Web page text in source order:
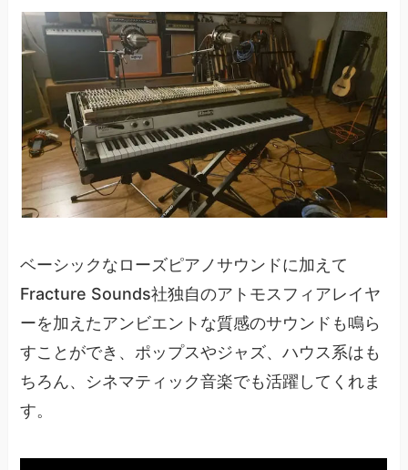
ベーシックなローズピアノサウンドに加えて
Fracture Sounds社独自のアトモスフィアレイヤ
ーを加えたアンビエントな質感のサウンドも鳴ら
すことができ、ポップスやジャズ、ハウス系はも
ちろん、シネマティック音楽でも活躍してくれま
す。